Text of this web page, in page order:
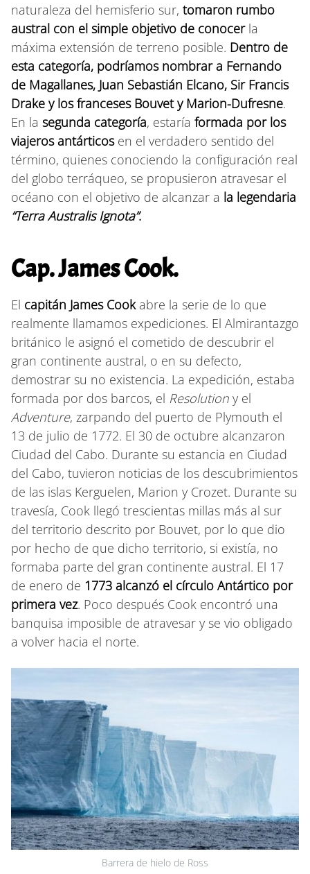
naturaleza del hemisferio sur, tomaron rumbo
austral con el simple objetivo de conocerla
máxima extensión de terreno posible. Dentro de
esta categoría, podríamos nombrar a Fernando
de Magallanes, Juan Sebastián Elcano, Sir Francis
Drake y los franceses Bouvet y Marion-Dufresne.
En la segunda categoría, estaría formada por los
viajeros antárticosen el verdadero sentido del
término, quienes conociendo la configuración real
del globo terráqueo, se propusieron atravesar el
océano con el objetivo de alcanzar a la legendaria
“Terra Australis Ignota”.
Cap. James Cook.
El capitán James Cookabre la serie de lo que
realmente llamamos expediciones. El Almirantazgo
británico le asignó el cometido de descubrir el
gran continente austral, o en su defecto,
demostrar su no existencia. La expedición, estaba
formada por dos barcos, el Resolution y el
Adventure, zarpando del puerto de Plymouth el
13 de julio de 1772. El 30 de octubre alcanzaron
Ciudad del Cabo. Durante su estancia en Ciudad
del Cabo, tuvieron noticias de los descubrimientos
de las islas Kerguelen, Marion y Crozet. Durante su
travesía, Cook llegó trescientas millas más al sur
del territorio descrito por Bouvet, por lo que dio
por hecho de que dicho territorio, si existía, no
formaba parte del gran continente austral. El 17
de enero de 1773 alcanzó el círculo Antártico por
primera vez. Poco después Cook encontró una
banquisa imposible de atravesar y se vio obligado
a volver hacia el norte.
Barrera de hielo de Ross